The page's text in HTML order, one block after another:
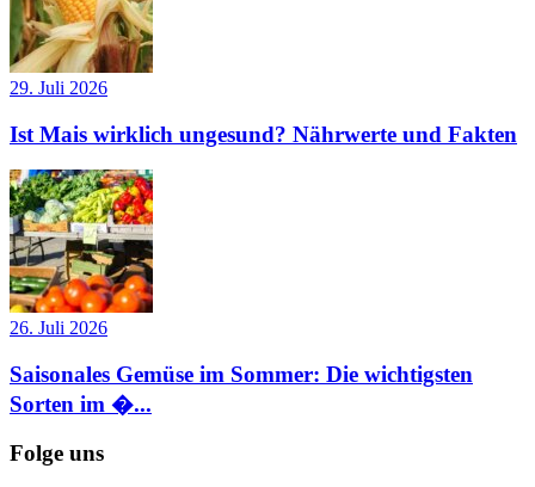
29. Juli 2026
Ist Mais wirklich ungesund? Nährwerte und Fakten
26. Juli 2026
Saisonales Gemüse im Sommer: Die wichtigsten
Sorten im �...
Folge uns